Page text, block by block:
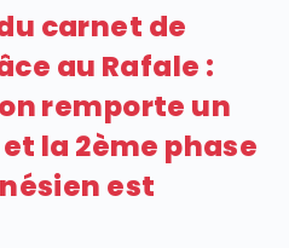
carnet de
au Rafale :
remporte un
la 2ème phase
est